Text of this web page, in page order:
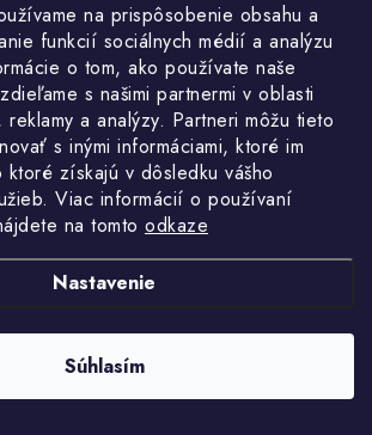
na prispôsobenie obsahu a
funkcií sociálnych médií a analýzu
o tom, ako používate naše
s našimi partnermi v oblasti
a analýzy. Partneri môžu tieto
s inými informáciami, ktoré im
získajú v dôsledku vášho
Viac informácií o používaní
na tomto odkaze
Nastavenie
Súhlasím
Skladom